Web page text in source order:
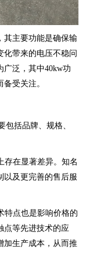
其主要功能是确保输
化带来的电压不稳问
广泛，其中40kw功
受关注。
包括品牌、规格、
存在显著差异。知名
以及更完善的售后服
特点也是影响价格的
点等先进技术的应
加生产成本，从而推